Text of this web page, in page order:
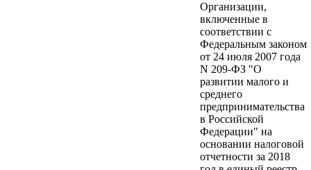
Организации,
включенные в
соответствии с
Федеральным законом
от 24 июля 2007 года
N 209-ФЗ "О
развитии малого и
среднего
предпринимательства
в Российской
Федерации" на
основании налоговой
отчетности за 2018